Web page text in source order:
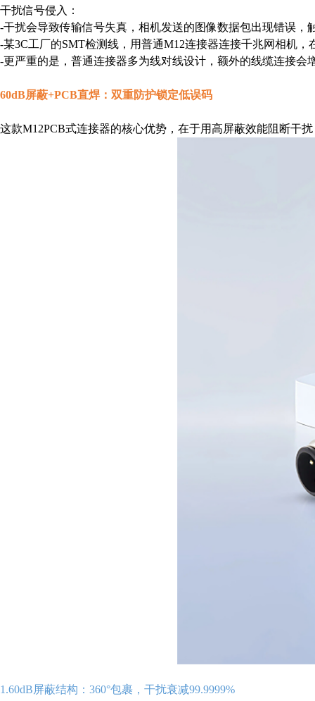
干扰信号侵入：
-干扰会导致传输信号失真，相机发送的图像数据包出现错误，
-某3C工厂的SMT检测线，用普通M12连接器连接千兆网相机
-更严重的是，普通连接器多为线对线设计，额外的线缆连接会
60dB屏蔽+PCB直焊：双重防护锁定低误码
这款M12PCB式连接器的核心优势，在于用高屏蔽效能阻断干
1.60dB屏蔽结构：360°包裹，干扰衰减99.9999%